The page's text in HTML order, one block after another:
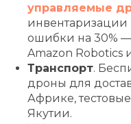
управляемые
ошибки на 30%
Amazon Robotics
Транспорт.
дроны для
Африке,
Якутии.